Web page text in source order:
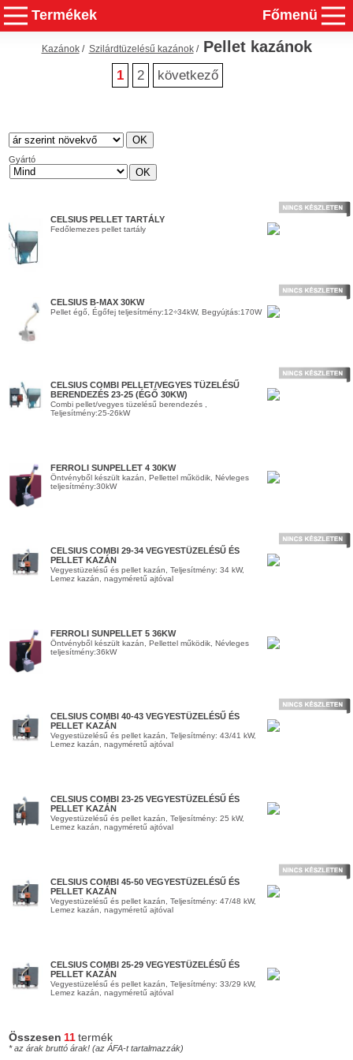
Termékek Főmenü
Kazánok/ Szilárdtüzelésű kazánok/ Pellet kazánok
1 2 következő
Gyártó
CELSIUS PELLET TARTÁLY
Fedőlemezes pellet tartály
CELSIUS B-MAX 30KW
Pellet égő, Égőfej teljesítmény:12÷34kW, Begyújtás:170W
CELSIUS COMBI PELLET/VEGYES TÜZELÉSŰ
BERENDEZÉS 23-25 (ÉGŐ 30KW)
Combi pellet/vegyes tüzelésű berendezés ,
Teljesítmény:25-26kW
FERROLI SUNPELLET 4 30KW
Öntvényből készült kazán, Pellettel működik, Névleges
teljesítmény:30kW
CELSIUS COMBI 29-34 VEGYESTÜZELÉSŰ ÉS
PELLET KAZÁN
Vegyestüzelésű és pellet kazán, Teljesítmény: 34 kW,
Lemez kazán, nagyméretű ajtóval
FERROLI SUNPELLET 5 36KW
Öntvényből készült kazán, Pellettel működik, Névleges
teljesítmény:36kW
CELSIUS COMBI 40-43 VEGYESTÜZELÉSŰ ÉS
PELLET KAZÁN
Vegyestüzelésű és pellet kazán, Teljesítmény: 43/41 kW,
Lemez kazán, nagyméretű ajtóval
CELSIUS COMBI 23-25 VEGYESTÜZELÉSŰ ÉS
PELLET KAZÁN
Vegyestüzelésű és pellet kazán, Teljesítmény: 25 kW,
Lemez kazán, nagyméretű ajtóval
CELSIUS COMBI 45-50 VEGYESTÜZELÉSŰ ÉS
PELLET KAZÁN
Vegyestüzelésű és pellet kazán, Teljesítmény: 47/48 kW,
Lemez kazán, nagyméretű ajtóval
CELSIUS COMBI 25-29 VEGYESTÜZELÉSŰ ÉS
PELLET KAZÁN
Vegyestüzelésű és pellet kazán, Teljesítmény: 33/29 kW,
Lemez kazán, nagyméretű ajtóval
Összesen 11 termék
* az árak bruttó árak! (az ÁFA-t tartalmazzák)